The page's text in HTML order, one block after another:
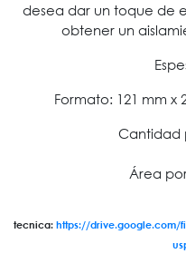
desea dar un toque de
obtener un
Formato: 121 mm x
Cantidad
Área
tecnica: https://drive.google.com/